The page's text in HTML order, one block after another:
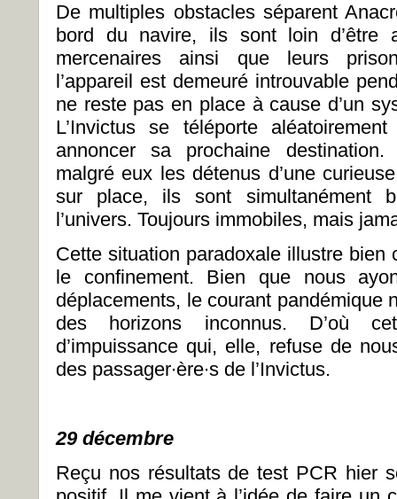
De multiples obstacles séparent
bord du navire, ils sont loin d’être
mercenaires ainsi que leurs
l’appareil est demeuré introuvable
ne reste pas en place à cause d’un
L’Invictus se téléporte
annoncer sa prochaine
malgré eux les détenus d’une
sur place, ils sont simultanément
l’univers. Toujours immobiles, mais
Cette situation paradoxale illustre
le confinement. Bien que nous
déplacements, le courant pandémique
des horizons inconnus. D’où
d’impuissance qui, elle, refuse de
des passager∙ère∙s de l’Invictus.
29 décembre
Reçu nos résultats de test PCR hier